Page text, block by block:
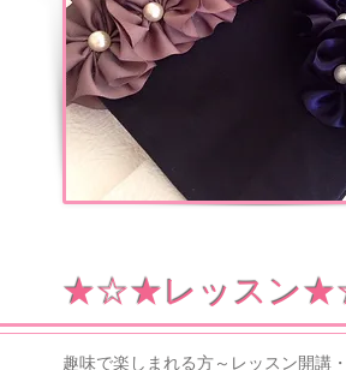
★☆★レッスン
趣味で楽しまれる方～レッスン開講・